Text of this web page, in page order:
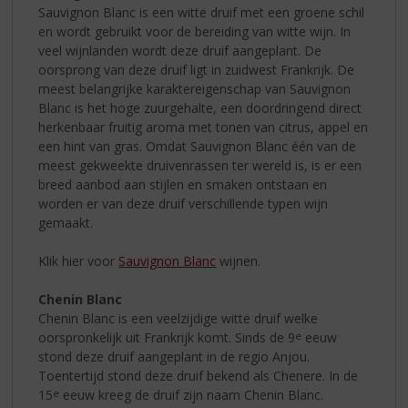
Sauvignon Blanc is een witte druif met een groene schil
en wordt gebruikt voor de bereiding van witte wijn. In
veel wijnlanden wordt deze druif aangeplant. De
oorsprong van deze druif ligt in zuidwest Frankrijk. De
meest belangrijke karaktereigenschap van Sauvignon
Blanc is het hoge zuurgehalte, een doordringend direct
herkenbaar fruitig aroma met tonen van citrus, appel en
een hint van gras. Omdat Sauvignon Blanc één van de
meest gekweekte druivenrassen ter wereld is, is er een
breed aanbod aan stijlen en smaken ontstaan en
worden er van deze druif verschillende typen wijn
gemaakt.
Klik hier voor Sauvignon Blanc wijnen.
Chenin Blanc
Chenin Blanc is een veelzijdige witte druif welke
oorspronkelijk uit Frankrijk komt. Sinds de 9e eeuw
stond deze druif aangeplant in de regio Anjou.
Toentertijd stond deze druif bekend als Chenere. In de
15e eeuw kreeg de druif zijn naam Chenin Blanc.